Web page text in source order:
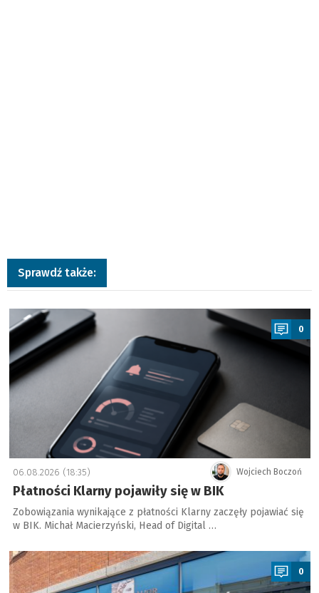
Sprawdź także:
a
0
Wojciech Boczoń
06.08.2026 (18:35)
Płatności Klarny pojawiły się w BIK
Zobowiązania wynikające z płatności Klarny zaczęły pojawiać się
w BIK. Michał Macierzyński, Head of Digital …
a
0